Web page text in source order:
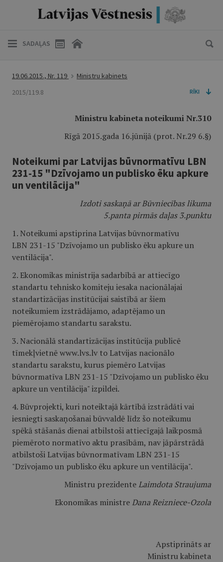
SADAĻAS
19.06.2015., Nr. 119
Ministru kabinets
2015/119.8
RĪKI
Ministru kabineta noteikumi Nr.310
Rīgā 2015.gada 16.jūnijā (prot. Nr.29 6.§)
Noteikumi par Latvijas būvnormatīvu LBN
231-15 "Dzīvojamo un publisko ēku apkure
un ventilācija"
Izdoti saskaņā ar Būvniecības likuma
5.panta pirmās daļas 3.punktu
1. Noteikumi apstiprina Latvijas būvnormatīvu
LBN 231-15 "Dzīvojamo un publisko ēku apkure un
ventilācija".
2. Ekonomikas ministrija sadarbībā ar attiecīgo
standartu tehnisko komiteju iesaka nacionālajai
standartizācijas institūcijai saistībā ar šiem
noteikumiem izstrādājamo, adaptējamo un
piemērojamo standartu sarakstu.
3. Nacionālā standartizācijas institūcija publicē
tīmekļvietnē www.lvs.lv to Latvijas nacionālo
standartu sarakstu, kurus piemēro Latvijas
būvnormatīva LBN 231-15 "Dzīvojamo un publisko ēku
apkure un ventilācija" izpildei.
4. Būvprojekti, kuri noteiktajā kārtībā izstrādāti vai
iesniegti saskaņošanai būvvaldē līdz šo noteikumu
spēkā stāšanās dienai atbilstoši attiecīgajā laikposmā
piemēroto normatīvo aktu prasībām, nav jāpārstrādā
atbilstoši Latvijas būvnormatīvam LBN 231-15
"Dzīvojamo un publisko ēku apkure un ventilācija".
Ministru prezidenteLaimdota Straujuma
Ekonomikas ministreDana Reizniece-Ozola
Apstiprināts ar
Ministru kabineta